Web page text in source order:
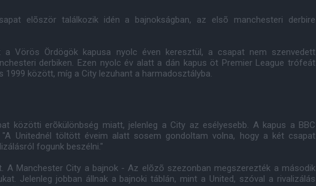
elõször találkozik idén a bajnokságban, az elsõ manchesteri derbire
a Vörös Ördögök kapusa nyolc éven keresztül, a csapat nem szenvedett
derbiken. Ezen nyolc év alatt a dán kapus öt Premier League trófeát
1999 között, míg a City lezuhant a harmadosztályba.
közötti erõkülönbség miatt, jelenleg a City az esélyesebb. A kapus a BBC
Unitednél töltött éveim alatt sosem gondoltam volna, hogy a két csapat
fogunk beszélni."
A Manchester City a bajnok - Az elõzõ szezonban megszerezték a második
Jelenleg jobban állnak a bajnoki táblán, mint a United, szóval a rivalizálás